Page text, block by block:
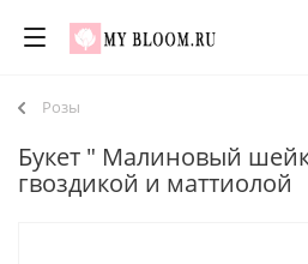
Розы
Букет " Малиновый
гвоздикой и маттиолой